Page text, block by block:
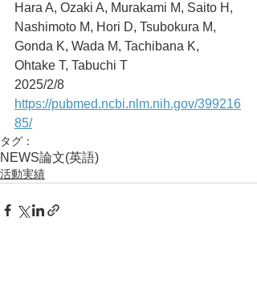
Hara A, Ozaki A, Murakami M, Saito H,
Nashimoto M, Hori D, Tsubokura M,
Gonda K, Wada M, Tachibana K,
Ohtake T, Tabuchi T
2025/2/8
https://pubmed.ncbi.nlm.nih.gov/399216
85/
タグ：
NEWS論文(英語)
活動実績